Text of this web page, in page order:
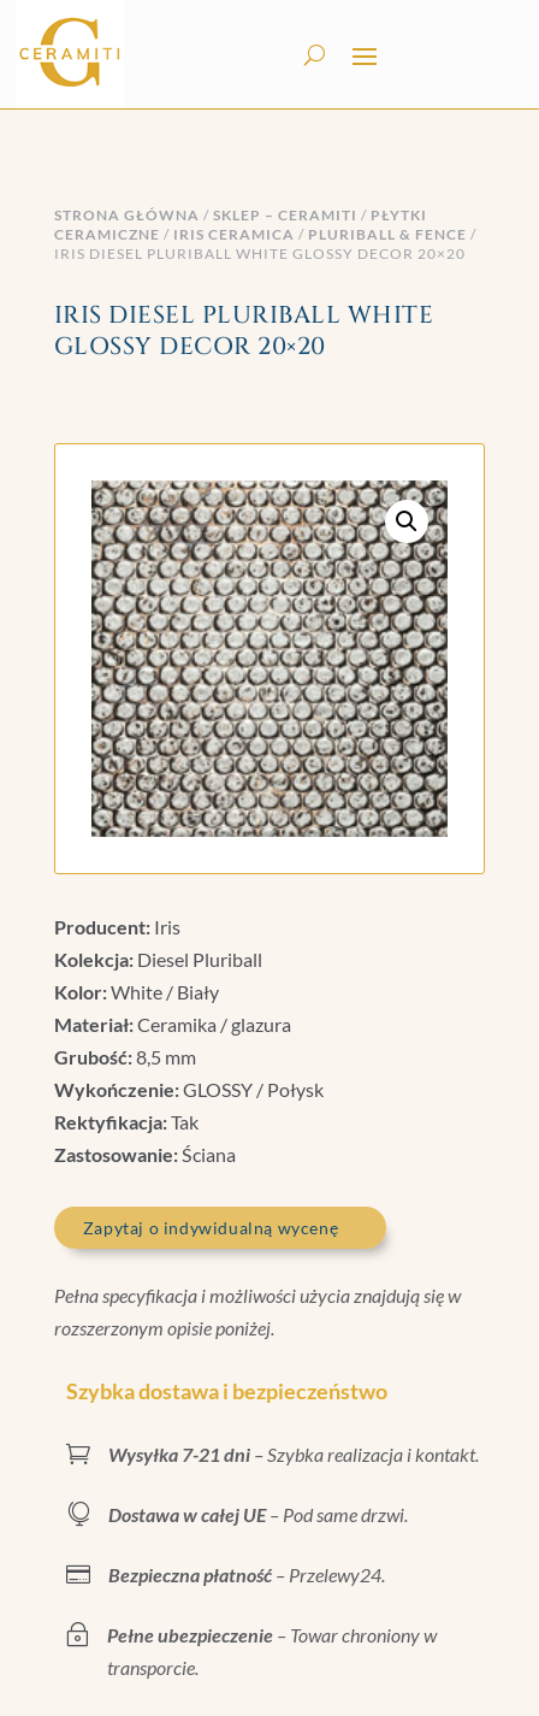
STRONA GŁÓWNA / SKLEP – CERAMITI / PŁYTKI
CERAMICZNE / IRIS CERAMICA / PLURIBALL & FENCE /
IRIS DIESEL PLURIBALL WHITE GLOSSY DECOR 20×20
IRIS DIESEL PLURIBALL WHITE
GLOSSY DECOR 20×20
Producent:Iris
Kolekcja:Diesel Pluriball
Kolor:White / Biały
Materiał:Ceramika / glazura
Grubość:8,5 mm
Wykończenie:GLOSSY / Połysk
Rektyfikacja:Tak
Zastosowanie:Ściana
Zapytaj o indywidualną wycenę
Pełna specyfikacja i możliwości użycia znajdują się w
rozszerzonym opisie poniżej.
Szybka dostawa i bezpieczeństwo
 Wysyłka 7-21 dni– Szybka realizacja i kontakt.
 Dostawa w całej UE– Pod same drzwi.
 Bezpieczna płatność– Przelewy24.
~ Pełne ubezpieczenie– Towar chroniony w
transporcie.